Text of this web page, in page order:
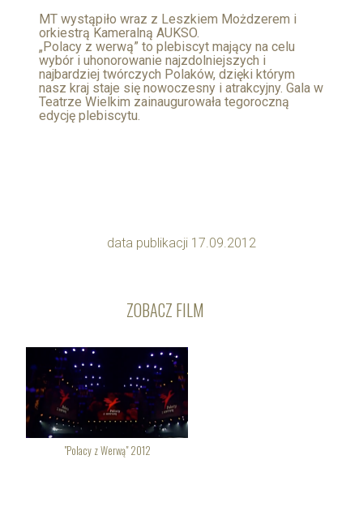
MT wystąpiło wraz z Leszkiem Możdzerem i
orkiestrą Kameralną AUKSO.
„Polacy z werwą” to plebiscyt mający na celu
wybór i uhonorowanie najzdolniejszych i
najbardziej twórczych Polaków, dzięki którym
nasz kraj staje się nowoczesny i atrakcyjny. Gala w
Teatrze Wielkim zainaugurowała tegoroczną
edycję plebiscytu.
data publikacji 17.09.2012
ZOBACZ FILM
"Polacy z Werwą" 2012